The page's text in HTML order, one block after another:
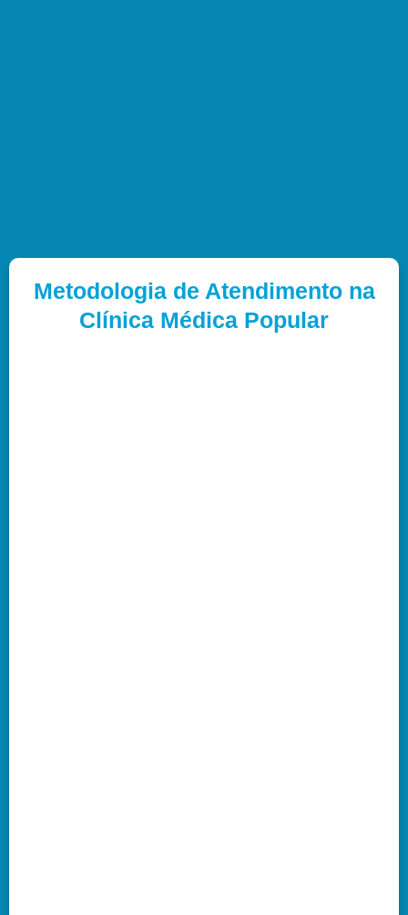
Metodologia de Atendimento na
Clínica Médica Popular